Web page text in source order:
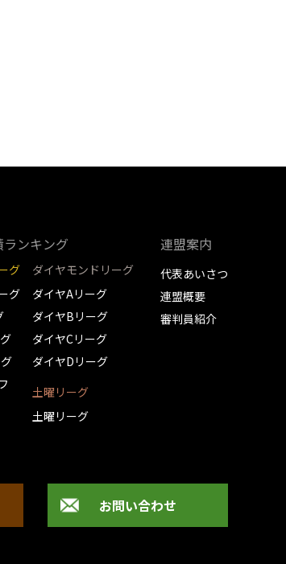
ンキング
グ
グ
ダイヤモンドリーグ
ダイヤAリーグ
ダイヤBリーグ
ダイヤCリーグ
ダイヤDリーグ
土曜リーグ
土曜リーグ
連盟案内
代表あいさつ
連盟概要
審判員紹介
お問い合わせ